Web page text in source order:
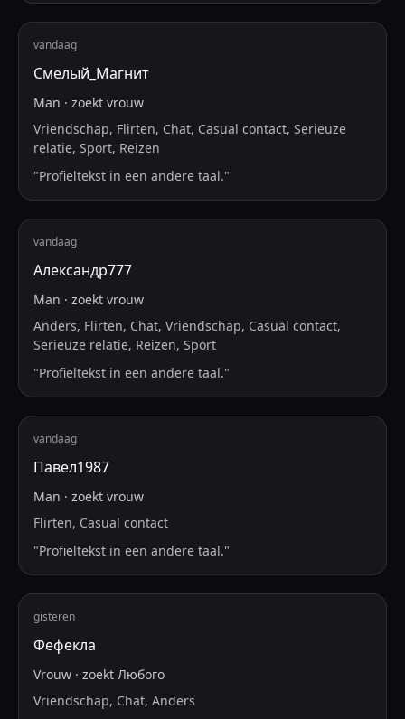
vandaag
Смелый_Магнит
Man · zoekt vrouw
Vriendschap, Flirten, Chat, Casual contact, Serieuze
relatie, Sport, Reizen
"Profieltekst in een andere taal."
vandaag
Александр777
Man · zoekt vrouw
Anders, Flirten, Chat, Vriendschap, Casual contact,
Serieuze relatie, Reizen, Sport
"Profieltekst in een andere taal."
vandaag
Павел1987
Man · zoekt vrouw
Flirten, Casual contact
"Profieltekst in een andere taal."
gisteren
Фефекла
Vrouw · zoekt Любого
Vriendschap, Chat, Anders